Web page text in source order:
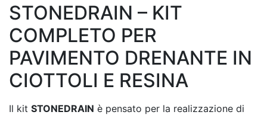
STONEDRAIN – KIT
COMPLETO PER
PAVIMENTO DRENANTE IN
CIOTTOLI E RESINA
Il kit STONEDRAIN è pensato per la realizzazione di